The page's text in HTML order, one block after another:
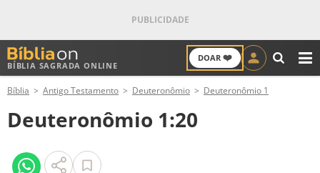
BÍBLIA SAGRADA ONLINE
DOAR ❤️
ANTIGO TESTAMENTO
NOVO TESTAMENTO
VERSÍCULOS
Bíblia Antigo Testamento Deuteronômio Deuteronômio 1
Deuteronômio 1:20